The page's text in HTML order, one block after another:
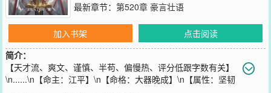
最新章节： 第520章 豪言壮语
加入书架
点击阅读
简介：
【天才流、爽文、谨慎、半苟、偏慢热、评分低跟字数有关】
\n......\n【命主：江平】\n【命格：大器晚成】\n【属性：坚韧